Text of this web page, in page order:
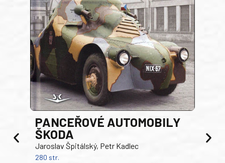
PANCEŘOVÉ AUTOMOBILY
ŠKODA
Jaroslav Špitálský, Petr Kadlec
280 str.